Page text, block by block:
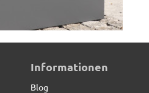
Metall , anthrazit ( Rollen
Informationen
Blog